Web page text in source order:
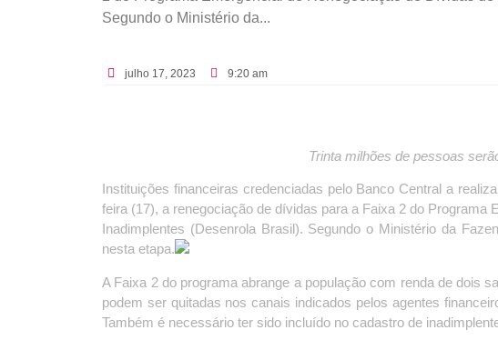
Segundo o Ministério da...
julho 17, 2023 9:20 am
Trinta milhões de pessoas
Instituições financeiras credenciadas pelo Banco Central a
feira (17), a renegociação de dívidas para a Faixa 2 do
Inadimplentes (Desenrola Brasil). Segundo o Ministério da
nesta etapa.
A Faixa 2 do programa abrange a população com renda de dois
podem ser quitadas nos canais indicados pelos agentes
Também é necessário ter sido incluído no cadastro de